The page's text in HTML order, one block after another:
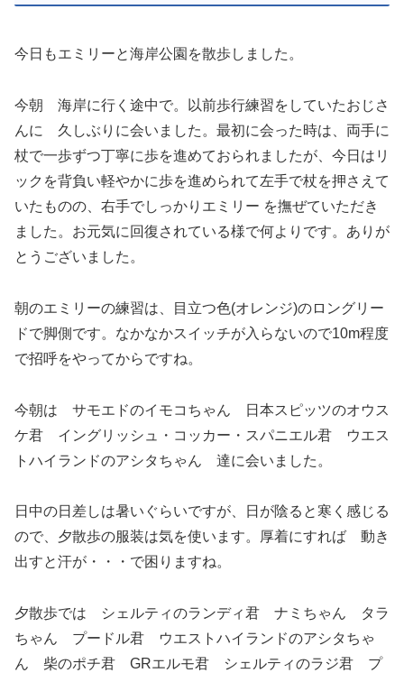
今日もエミリーと海岸公園を散歩しました。
今朝 海岸に行く途中で。以前歩行練習をしていたおじさ
んに 久しぶりに会いました。最初に会った時は、両手に
杖で一歩ずつ丁寧に歩を進めておられましたが、今日はリ
ックを背負い軽やかに歩を進められて左手で杖を押さえて
いたものの、右手でしっかりエミリー を撫ぜていただき
ました。お元気に回復されている様で何よりです。ありが
とうございました。
朝のエミリーの練習は、目立つ色(オレンジ)のロングリー
ドで脚側です。なかなかスイッチが入らないので10m程度
で招呼をやってからですね。
今朝は サモエドのイモコちゃん 日本スピッツのオウス
ケ君 イングリッシュ・コッカー・スパニエル君 ウエス
トハイランドのアシタちゃん 達に会いました。
日中の日差しは暑いぐらいですが、日が陰ると寒く感じる
ので、夕散歩の服装は気を使います。厚着にすれば 動き
出すと汗が・・・で困りますね。
夕散歩では シェルティのランディ君 ナミちゃん タラ
ちゃん プードル君 ウエストハイランドのアシタちゃ
ん 柴のポチ君 GRエルモ君 シェルティのラジ君 プ